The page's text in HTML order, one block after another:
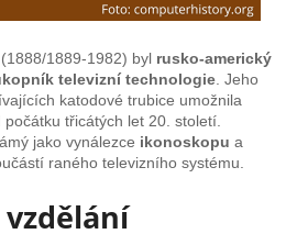
1889-1982) byl rusko-americký
televizní technologie . Jeho
katodové trubice umožnila
třicátých let 20. století.
jako vynálezce ikonoskopu a
raného televizního systému.